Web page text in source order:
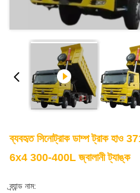
ব্যবহৃত সিনোট্রাক ডাম্প ট্রাক হাও
6x4 300-400L জ্বালানী ট্যাঙ্ক
ব্র্যান্ড নাম: